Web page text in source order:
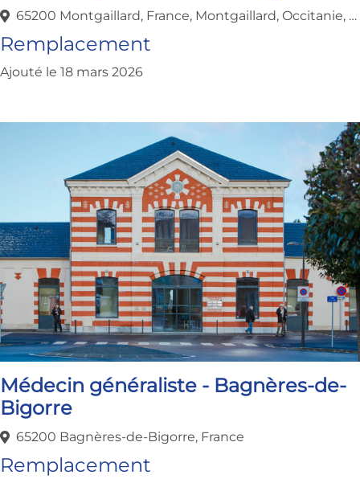
65200 Montgaillard, France, Montgaillard, Occitanie, France
Remplacement
Ajouté le 18 mars 2026
Médecin généraliste - Bagnères-de-
Bigorre
65200 Bagnères-de-Bigorre, France
Remplacement